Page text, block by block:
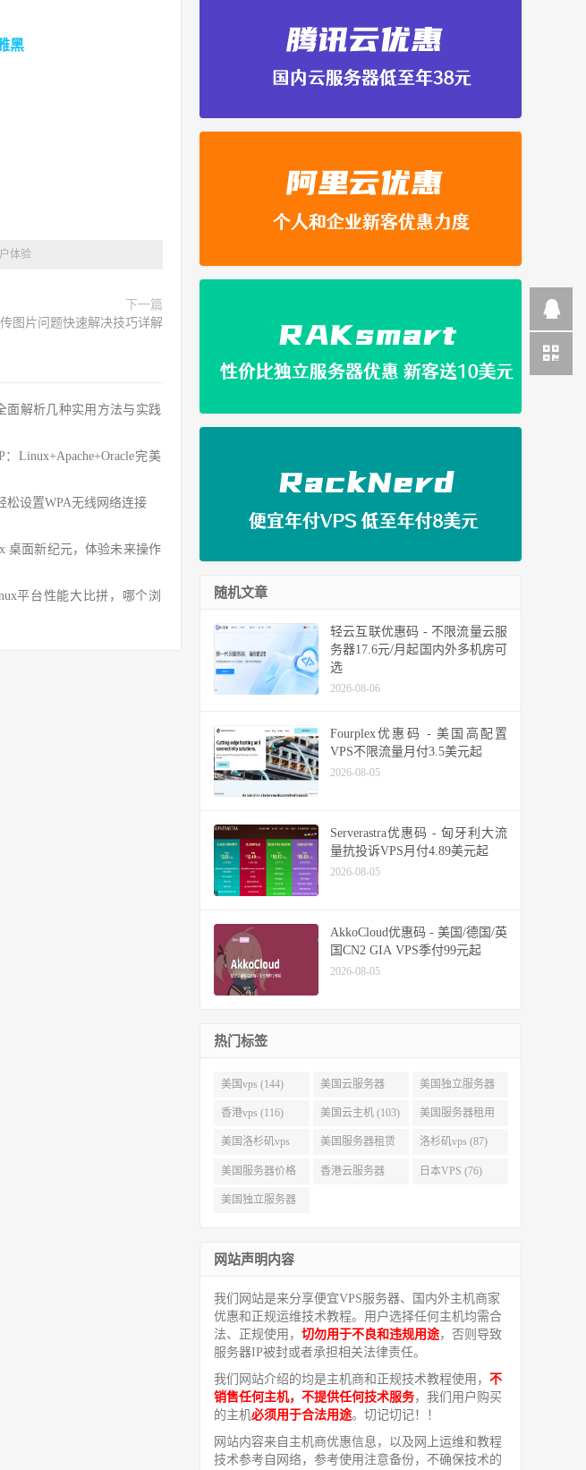
黑
体验
下一篇
图片问题快速解决技巧详解
面解析几种实用方法与实践
Linux+Apache+Oracle完美
松设置WPA无线网络连接
桌面新纪元，体验未来操作
平台性能大比拼，哪个浏
随机文章
轻云互联优惠码 - 不限流量云服
务器17.6元/月起国内外多机房可
选
2026-08-06
Fourplex优惠码 - 美国高配置
VPS不限流量月付3.5美元起
2026-08-05
Serverastra优惠码 - 匈牙利大流
量抗投诉VPS月付4.89美元起
2026-08-05
AkkoCloud优惠码 - 美国/德国/英
国CN2 GIA VPS季付99元起
2026-08-05
热门标签
美国vps (144) 美国云服务器
(143)
美国独立服务器
(118)
香港vps (116) 美国云主机 (103) 美国服务器租用
(99)
美国洛杉矶vps
(94)
美国服务器租赁
(91)
洛杉矶vps (87)
美国服务器价格
(82)
香港云服务器 日本VPS (76)
美国独立服务器
网站声明内容
我们网站是来分享便宜VPS服务器、国内外主机商家
优惠和正规运维技术教程。用户选择任何主机均需合
法、正规使用， 切勿用于不良和违规用途，否则导致
服务器IP被封或者承担相关法律责任。
我们网站介绍的均是主机商和正规技术教程使用， 不
销售任何主机，不提供任何技术服务，我们用户购买
的主机必须用于合法用途。切记切记！！
网站内容来自主机商优惠信息，以及网上运维和教程
技术参考自网络，参考使用注意备份，不确保技术的